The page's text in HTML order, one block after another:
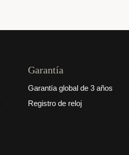
Garantía
Garantía global de 3 años
Registro de reloj